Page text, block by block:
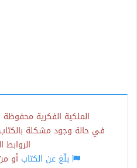
الملكية الفكرية
في حالة وجود مشكلة بالكتاب
الروابط
بلّغ عن الكتاب أو